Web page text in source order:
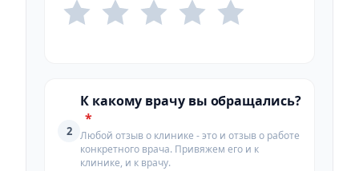
2
К какому врачу вы обращались?
*
Любой отзыв о клинике - это и отзыв о работе
конкретного врача. Привяжем его и к
клинике, и к врачу.